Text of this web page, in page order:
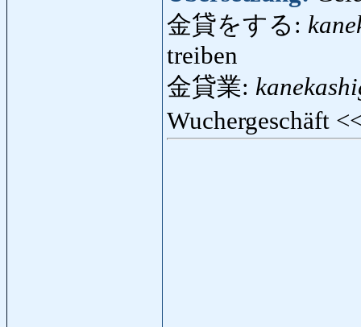
金貸をする:
treiben
金貸業:
Wuchergeschäft